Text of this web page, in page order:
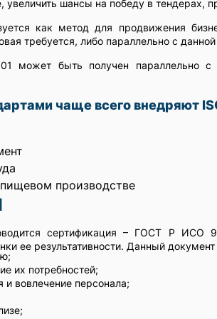
шансы на победу в тендерах,
как метод для продвижения
требуется, либо параллельно с
может быть получен параллельно
чаще всего внедряют
производстве
сертификация – ГОСТ Р ИСО
ее результативности. Данный документ
их потребностей;
вовлечение персонала;